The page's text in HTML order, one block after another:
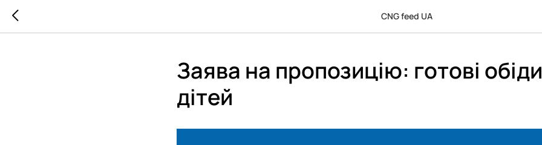
CNG feed UA
Заява на пропозицію: готові
дітей